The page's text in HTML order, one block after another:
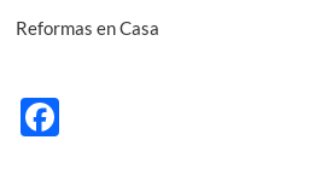
Reformas en Casa